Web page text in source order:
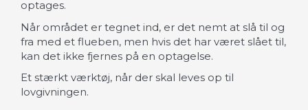
optages.
Når området er tegnet ind, er det nemt at slå til og
fra med et flueben, men hvis det har været slået til,
kan det ikke fjernes på en optagelse.
Et stærkt værktøj, når der skal leves op til
lovgivningen.